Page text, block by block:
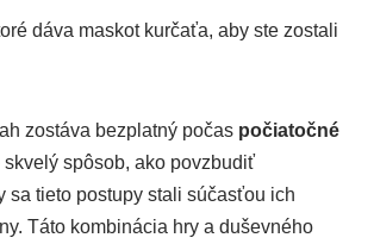
dáva maskot kurčaťa, aby ste zostali
zostáva bezplatný počas počiatočné
skvelý spôsob, ako povzbudiť
sa tieto postupy stali súčasťou ich
Táto kombinácia hry a duševného